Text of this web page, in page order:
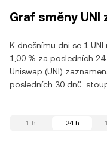
Graf směny UNI
K dnešnímu dni se 1
1,00 % za posledních
Uniswap (UNI)
posledních 30 dnů:
1 h 24 h